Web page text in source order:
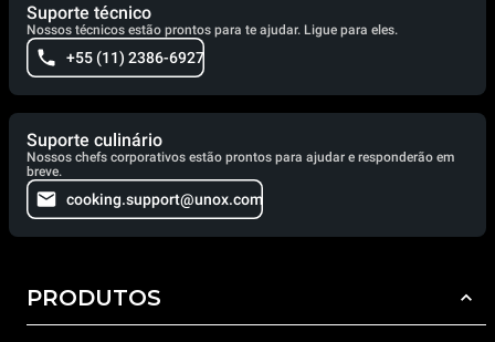
Suporte técnico
Nossos técnicos estão prontos para te ajudar. Ligue para eles.
+55 (11) 2386-6927
Suporte culinário
Nossos chefs corporativos estão prontos para ajudar e responderão em
breve.
cooking.support@unox.com
PRODUTOS